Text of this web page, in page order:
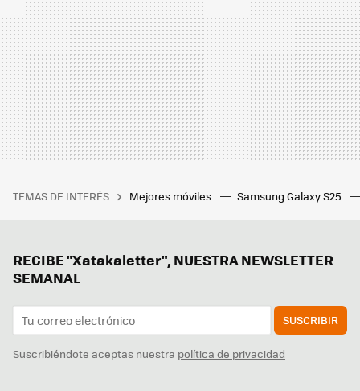
TEMAS DE INTERÉS Mejores móviles Samsung Galaxy S25
RECIBE "Xatakaletter", NUESTRA NEWSLETTER
SEMANAL
SUSCRIBIR
Suscribiéndote aceptas nuestra política de privacidad